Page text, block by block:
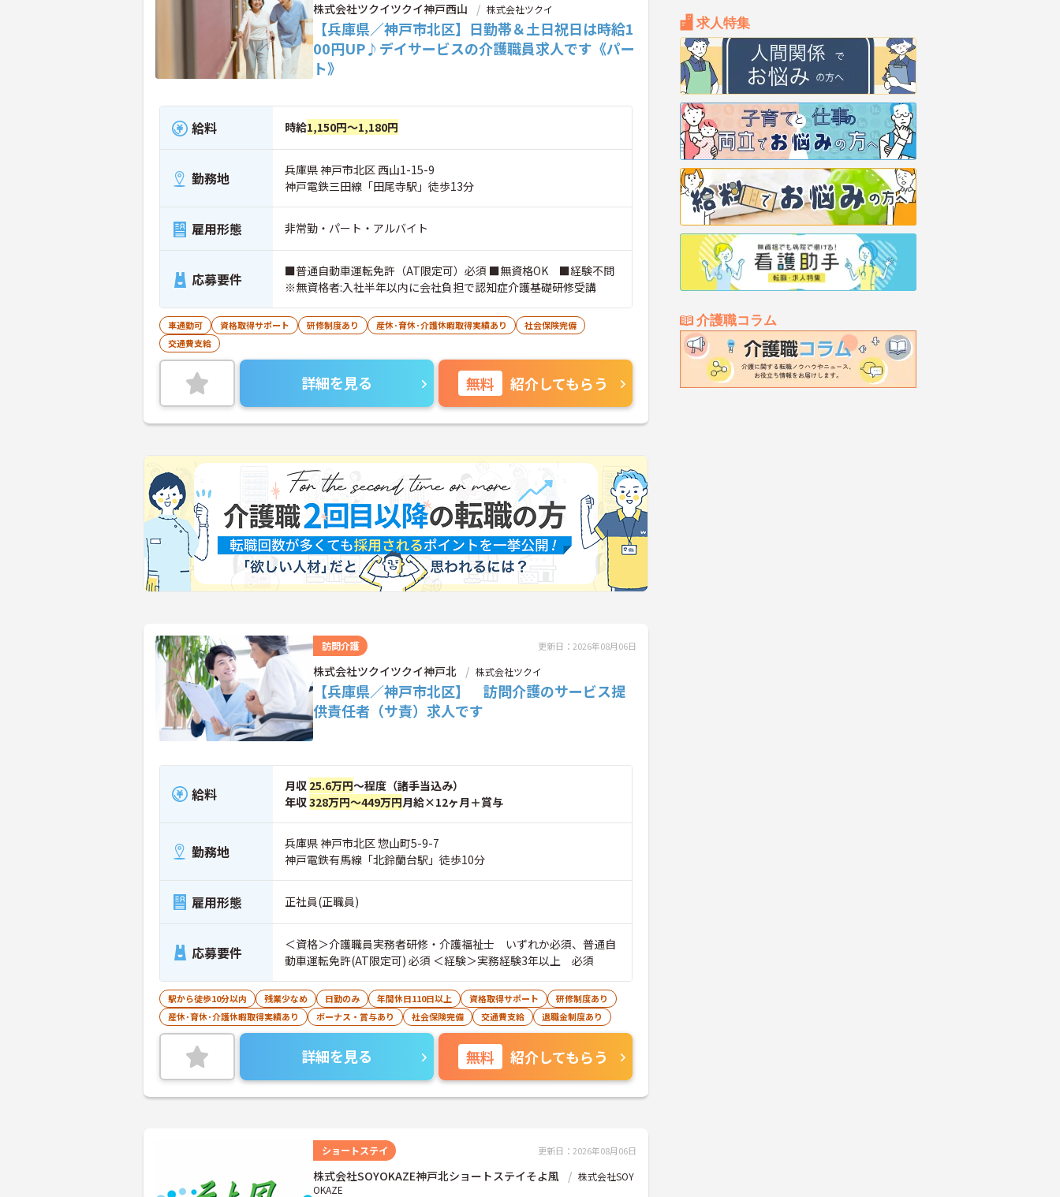
求人特集
介護職コラム
株式会社ツクイツクイ神戸西山 株式会社ツクイ
【兵庫県／神戸市北区】日勤帯＆土日祝日は時給1
00円UP♪デイサービスの介護職員求人です《パー
ト》
給料 時給1,150円～1,180円
勤務地
兵庫県 神戸市北区 西山1-15-9
神戸電鉄三田線「田尾寺駅」徒歩13分
雇用形態 非常勤・パート・アルバイト
応募要件
■普通自動車運転免許（AT限定可）必須 ■無資格OK ■経験不問
※無資格者:入社半年以内に会社負担で認知症介護基礎研修受講
車通勤可 資格取得サポート 研修制度あり 産休･育休･介護休暇取得実績あり
社会保険完備
交通費支給
詳細を見る 無料 紹介してもらう
訪問介護 更新日：2026年08月06日
株式会社ツクイツクイ神戸北 株式会社ツクイ
【兵庫県／神戸市北区】 訪問介護のサービス提
供責任者（サ責）求人です
給料 月収 25.6万円～程度（諸手当込み）
年収328万円～449万円月給×12ヶ月＋賞与
勤務地
兵庫県 神戸市北区 惣山町5-9-7
神戸電鉄有馬線「北鈴蘭台駅」徒歩10分
雇用形態 正社員(正職員)
応募要件
＜資格＞介護職員実務者研修・介護福祉士 いずれか必須、普通自
動車運転免許(AT限定可) 必須 ＜経験＞実務経験3年以上 必須
駅から徒歩10分以内 残業少なめ 日勤のみ 年間休日110日以上 資格取得サポート
研修制度あり
産休･育休･介護休暇取得実績あり
ボーナス・賞与あり 社会保険完備 交通費支給 退職金制度あり
詳細を見る 無料 紹介してもらう
ショートステイ 更新日：2026年08月06日
株式会社SOYOKAZE神戸北ショートステイそよ風
株式会社SOY
OKAZE